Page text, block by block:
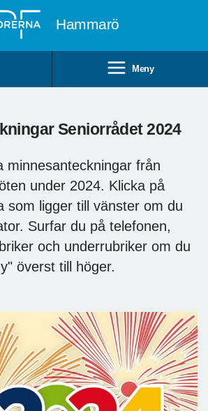
Hammarö
Meny
Seniorrådet 2024
minnesanteckningar från
under 2024. Klicka på
som ligger till vänster om du
Surfar du på telefonen,
och underrubriker om du
överst till höger.